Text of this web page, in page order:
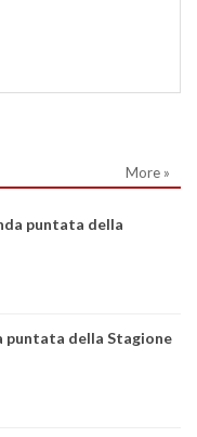
More »
puntata della
puntata della Stagione